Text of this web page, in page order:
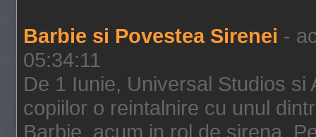
Barbie si Povestea Sirenei -
05:34:11
De 1 Iunie, Universal Studios si
copiilor o reintalnire cu unul
Barbie, acum in rol de sirena.